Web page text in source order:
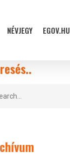
NÉVJEGY EGOV.HU